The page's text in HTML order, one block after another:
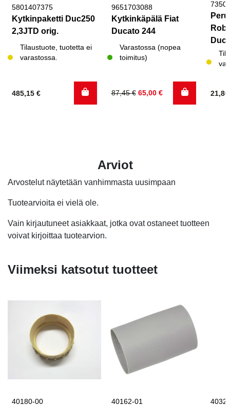
5801407375
Kytkinpaketti Duc250
2,3JTD orig.
Tilaustuote, tuotetta ei
varastossa.
485,15 €
9651703088
Kytkinkäpälä Fiat
Ducato 244
Varastossa (nopea
toimitus)
87,45€
Alkuperäinen
65,00 €
Nykyinen
Arviot
Arvostelut näytetään vanhimmasta uusimpaan
Tuotearvioita ei vielä ole.
Vain kirjautuneet asiakkaat, jotka ovat ostaneet tuotteen
voivat kirjoittaa tuotearvion.
Viimeksi katsotut tuotteet
40180-00 40162-01